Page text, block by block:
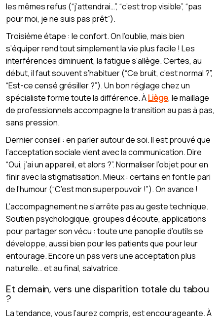
les mêmes refus (“j’attendrai…”, “c’est trop visible”, “pas
pour moi, je ne suis pas prêt”).
Troisième étape : le confort. On l’oublie, mais bien
s’équiper rend tout simplement la vie plus facile ! Les
interférences diminuent, la fatigue s’allège. Certes, au
début, il faut souvent s’habituer (“Ce bruit, c’est normal ?”,
“Est-ce censé grésiller ?”). Un bon réglage chez un
spécialiste forme toute la différence. ÀLiège, le maillage
de professionnels accompagne la transition au pas à pas,
sans pression.
Dernier conseil : en parler autour de soi. Il est prouvé que
l’acceptation sociale vient avec la communication. Dire
“Oui, j’ai un appareil, et alors ?”. Normaliser l’objet pour en
finir avec la stigmatisation. Mieux : certains en font le pari
de l’humour (“C’est mon superpouvoir !”). On avance !
L’accompagnement ne s’arrête pas au geste technique.
Soutien psychologique, groupes d’écoute, applications
pour partager son vécu : toute une panoplie d’outils se
développe, aussi bien pour les patients que pour leur
entourage. Encore un pas vers une acceptation plus
naturelle… et au final, salvatrice.
Et demain, vers une disparition totale du tabou
?
La tendance, vous l’aurez compris, est encourageante. À